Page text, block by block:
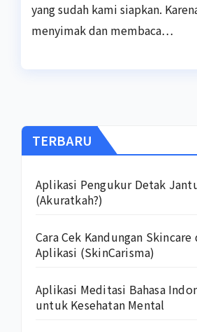
yang sudah kami siapkan.
menyimak dan membaca…
TERBARU
Aplikasi Pengukur Detak
(Akuratkah?)
Cara Cek Kandungan Skincare
Aplikasi (SkinCarisma)
Aplikasi Meditasi Bahasa
untuk Kesehatan Mental